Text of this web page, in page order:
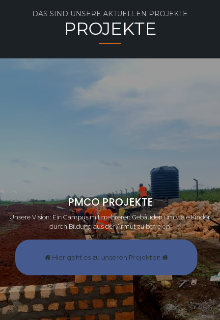
DAS SIND UNSERE AKTUELLEN PROJEKTE
PROJEKTE
PMCO PROJEKTE
Unsere Vision: Ein Campus mit mehreren Gebäuden um viele Kinder
durch Bildung aus der Armut zu befreien
Hier geht es zu unseren Projekten